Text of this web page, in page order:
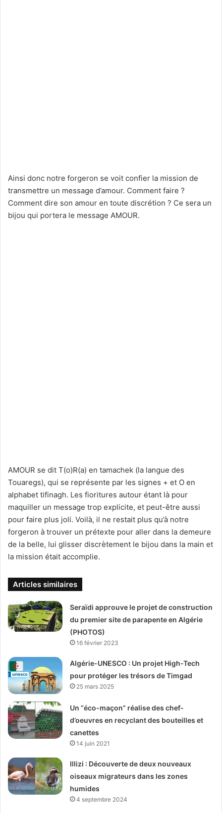
Ainsi donc notre forgeron se voit confier la mission de
transmettre un message d’amour. Comment faire ?
Comment dire son amour en toute discrétion ? Ce sera un
bijou qui portera le message AMOUR.
AMOUR se dit T(o)R(a) en tamachek (la langue des
Touaregs), qui se représente par les signes + et O en
alphabet tifinagh. Les fioritures autour étant là pour
maquiller un message trop explicite, et peut-être aussi
pour faire plus joli. Voilà, il ne restait plus qu’à notre
forgeron à trouver un prétexte pour aller dans la demeure
de la belle, lui glisser discrètement le bijou dans la main et
la mission était accomplie.
Articles similaires
Seraïdi approuve le projet de construction
du premier site de parapente en Algérie
(PHOTOS)
16 février 2023
Algérie-UNESCO : Un projet High-Tech
pour protéger les trésors de Timgad
25 mars 2025
Un “éco-maçon” réalise des chef-
d’oeuvres en recyclant des bouteilles et
canettes
14 juin 2021
Illizi : Découverte de deux nouveaux
oiseaux migrateurs dans les zones
humides
4 septembre 2024